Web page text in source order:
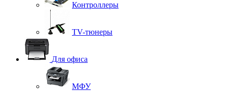
Контроллеры
TV-тюнеры
Для офиса
МФУ